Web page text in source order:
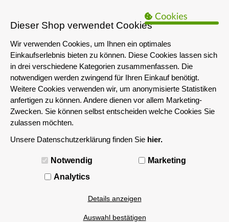
Das servershop-bayern.de Angebot richtet sich nur an
Unternehmen i.S.d. § 14 BGB sowie die öffentliche Hand. Ein Verkauf
an Privatpersonen ist nicht möglich.
MENÜ
Dieser Shop verwendet Cookies
Wir verwenden Cookies, um Ihnen ein optimales
Einkaufserlebnis bieten zu können. Diese Cookies lassen sich
in drei verschiedene Kategorien zusammenfassen. Die
notwendigen werden zwingend für Ihren Einkauf benötigt.
Weitere Cookies verwenden wir, um anonymisierte Statistiken
anfertigen zu können. Andere dienen vor allem Marketing-
Zwecken. Sie können selbst entscheiden welche Cookies Sie
zulassen möchten.
Unsere Datenschutzerklärung finden Sie hier.
Notwendig
Marketing
Analytics
Details anzeigen
Auswahl bestätigen